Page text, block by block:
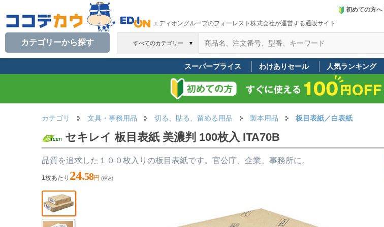
エディオングループのフォーレスト株式会社が運営する通販サイト
初めての方へ|
すべてのカテゴリー ▼
カテゴリーから探す
スーパープライス わけありセール 人気ランキング
カテゴリ 文具・事務用品 切る、貼る、留める用品 製本用品 板目表紙／白表紙
セキレイ 板目表紙 美濃判 100枚入 ITA70B
品質を追求した１００枚入りの板目表紙です。官公庁、企業、事務所に。
1枚あたり 24.58円 (税込)